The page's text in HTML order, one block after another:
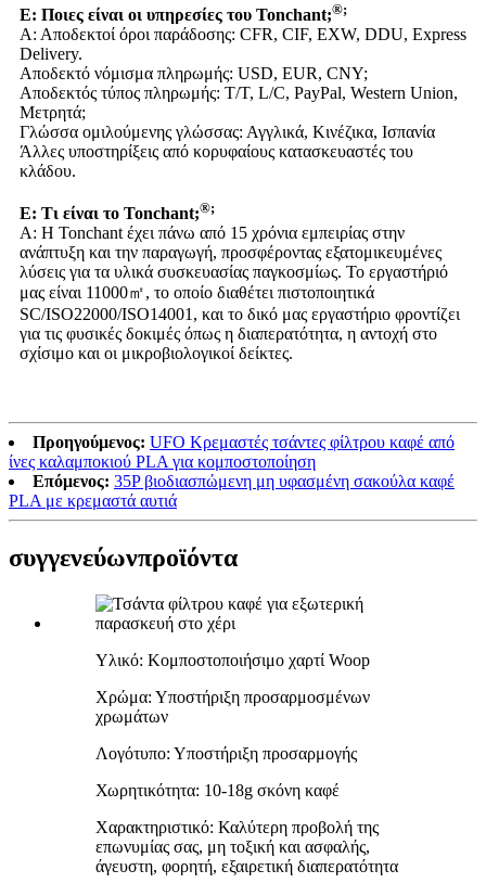
Ε: Ποιες είναι οι υπηρεσίες του Tonchant;®;
Α: Αποδεκτοί όροι παράδοσης: CFR, CIF, EXW, DDU, Express
Delivery.
Αποδεκτό νόμισμα πληρωμής: USD, EUR, CNY;
Αποδεκτός τύπος πληρωμής: T/T, L/C, PayPal, Western Union,
Μετρητά;
Γλώσσα ομιλούμενης γλώσσας: Αγγλικά, Κινέζικα, Ισπανία
Άλλες υποστηρίξεις από κορυφαίους κατασκευαστές του
κλάδου.
Ε: Τι είναι το Tonchant;®;
Α: Η Tonchant έχει πάνω από 15 χρόνια εμπειρίας στην
ανάπτυξη και την παραγωγή, προσφέροντας εξατομικευμένες
λύσεις για τα υλικά συσκευασίας παγκοσμίως. Το εργαστήριό
μας είναι 11000㎡, το οποίο διαθέτει πιστοποιητικά
SC/ISO22000/ISO14001, και το δικό μας εργαστήριο φροντίζει
για τις φυσικές δοκιμές όπως η διαπερατότητα, η αντοχή στο
σχίσιμο και οι μικροβιολογικοί δείκτες.
Προηγούμενος: UFO Κρεμαστές τσάντες φίλτρου καφέ από
ίνες καλαμποκιού PLA για κομποστοποίηση
Επόμενος: 35P βιοδιασπώμενη μη υφασμένη σακούλα καφέ
PLA με κρεμαστά αυτιά
συγγενεύωνπροϊόντα
Υλικό: Κομποστοποιήσιμο χαρτί Woop
Χρώμα: Υποστήριξη προσαρμοσμένων
χρωμάτων
Λογότυπο: Υποστήριξη προσαρμογής
Χωρητικότητα: 10-18g σκόνη καφέ
Χαρακτηριστικό: Καλύτερη προβολή της
επωνυμίας σας, μη τοξική και ασφαλής,
άγευστη, φορητή, εξαιρετική διαπερατότητα